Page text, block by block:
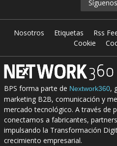
Síguenos
Nosotros Etiquetas Rss
Cookie
BPS forma parte de Nextwork360,
marketing B2B, comunicación y
mercado tecnológico. A través de
conectamos a fabricantes,
impulsando la Transformación
crecimiento empresarial.